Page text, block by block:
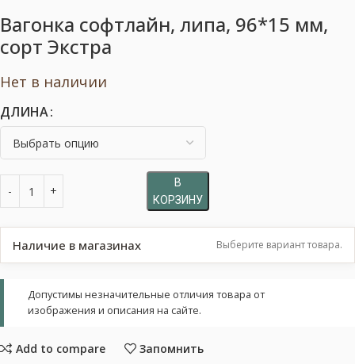
Вагонка софтлайн, липа, 96*15 мм,
сорт Экстра
Нет в наличии
ДЛИНА
В
КОРЗИНУ
Наличие в магазинах Выберите вариант товара.
Допустимы незначительные отличия товара от
изображения и описания на сайте.
Add to compare Запомнить